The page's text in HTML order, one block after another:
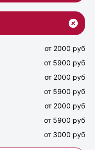
от 2000 руб
от 5900 руб
от 2000 руб
от 5900 руб
от 2000 руб
от 5900 руб
от 3000 руб